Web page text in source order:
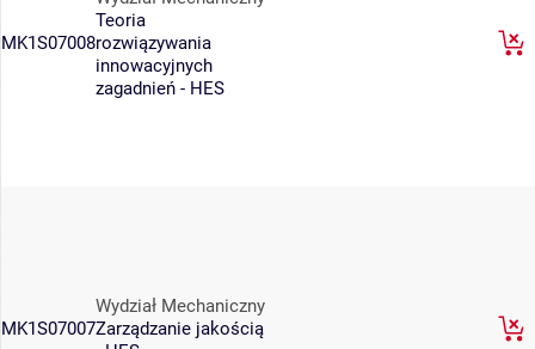
MK1S07008
Teoria
rozwiązywania
innowacyjnych
zagadnień - HES
MK1S07007
Wydział Mechaniczny
Zarządzanie jakością